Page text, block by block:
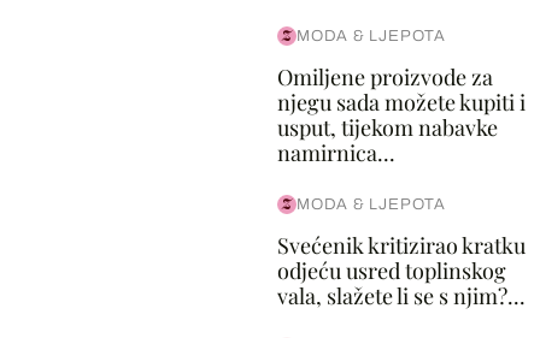
MODA & LJEPOTA
Omiljene proizvode za
njegu sada možete kupiti i
usput, tijekom nabavke
namirnica...
MODA & LJEPOTA
Svećenik kritizirao kratku
odjeću usred toplinskog
vala, slažete li se s njim?...